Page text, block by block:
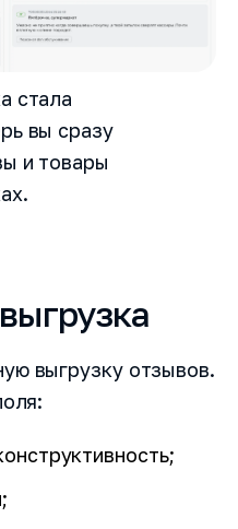
стала
вы сразу
и товары
выгрузку отзывов.